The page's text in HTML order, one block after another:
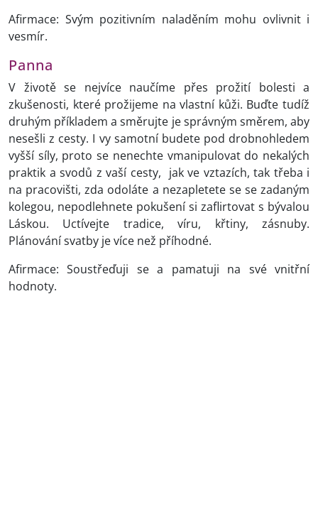
Afirmace: Svým pozitivním naladěním mohu ovlivnit i
vesmír.
Panna
V životě se nejvíce naučíme přes prožití bolesti a
zkušenosti, které prožijeme na vlastní kůži. Buďte tudíž
druhým příkladem a směrujte je správným směrem, aby
nesešli z cesty. I vy samotní budete pod drobnohledem
vyšší síly, proto se nenechte vmanipulovat do nekalých
praktik a svodů z vaší cesty, jak ve vztazích, tak třeba i
na pracovišti, zda odoláte a nezapletete se se zadaným
kolegou, nepodlehnete pokušení si zaflirtovat s bývalou
Láskou. Uctívejte tradice, víru, křtiny, zásnuby.
Plánování svatby je více než příhodné.
Afirmace: Soustřeďuji se a pamatuji na své vnitřní
hodnoty.